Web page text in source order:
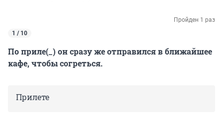
Пройден 1 раз
1 / 10
По приле(_) он сразу же отправился в ближайшее
кафе, чтобы согреться.
Прилете